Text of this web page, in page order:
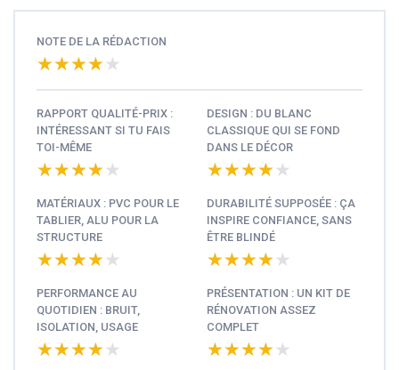
NOTE DE LA RÉDACTION
★★★★★
★★★★★
RAPPORT QUALITÉ-PRIX :
INTÉRESSANT SI TU FAIS
TOI-MÊME
★★★★★
★★★★★
DESIGN : DU BLANC
CLASSIQUE QUI SE FOND
DANS LE DÉCOR
★★★★★
★★★★★
MATÉRIAUX : PVC POUR LE
TABLIER, ALU POUR LA
STRUCTURE
★★★★★
★★★★★
DURABILITÉ SUPPOSÉE : ÇA
INSPIRE CONFIANCE, SANS
ÊTRE BLINDÉ
★★★★★
★★★★★
PERFORMANCE AU
QUOTIDIEN : BRUIT,
ISOLATION, USAGE
★★★★★
★★★★★
PRÉSENTATION : UN KIT DE
RÉNOVATION ASSEZ
COMPLET
★★★★★
★★★★★